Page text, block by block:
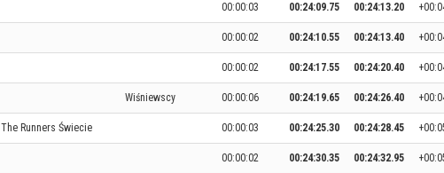
00:00:03 00:24:09.75 00:24:13.20
00:00:02 00:24:10.55 00:24:13.40
00:00:02 00:24:17.55 00:24:20.40
Wiśniewscy 00:00:06 00:24:19.65 00:24:26.40
The Runners Świecie 00:00:03 00:24:25.30 00:24:28.45
00:00:02 00:24:30.35 00:24:32.95